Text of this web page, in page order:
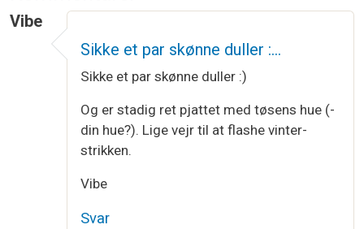
Vibe
Sikke et par skønne duller :…
Sikke et par skønne duller :)
Og er stadig ret pjattet med tøsens hue (-
din hue?). Lige vejr til at flashe vinter-
strikken.
Vibe
Svar